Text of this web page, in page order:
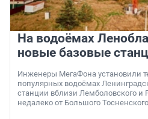
На водоёмах
новые базовые
Инженеры МегаФона установили
популярных водоёмах
станции вблизи Лемболовского и
недалеко от Большого